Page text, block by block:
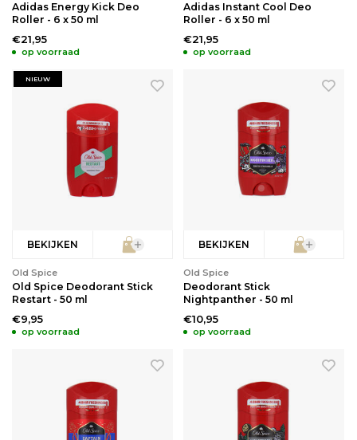
Adidas Energy Kick Deo
Roller - 6 x 50 ml
€21,95
op voorraad
Adidas Instant Cool Deo
Roller - 6 x 50 ml
€21,95
op voorraad
NIEUW
BEKIJKEN
Old Spice
Old Spice Deodorant Stick
Restart - 50 ml
€9,95
op voorraad
BEKIJKEN
Old Spice
Deodorant Stick
Nightpanther - 50 ml
€10,95
op voorraad